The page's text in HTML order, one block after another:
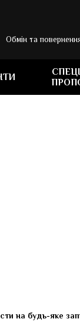
Обмін та
на будь-яке